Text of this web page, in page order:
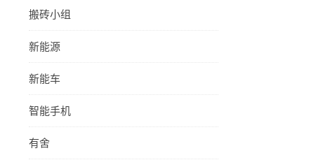
搬砖小组
新能源
新能车
智能手机
有舍